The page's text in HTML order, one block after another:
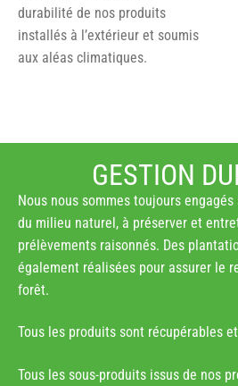
durabilité de nos produits
installés à l’extérieur et soumis
aux aléas climatiques.
GESTION
Nous nous sommes toujours
du milieu naturel, à préserver et
prélèvements raisonnés. Des
également réalisées pour assurer le
forêt.
Tous les produits sont récupérables
Tous les sous-produits issus de nos